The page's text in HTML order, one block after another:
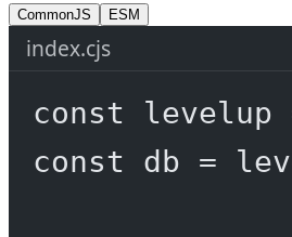
CommonJS ESM
index.cjs
const levelup
const
db =